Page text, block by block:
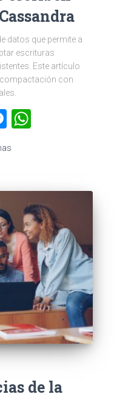
datos que permite a
escrituras
Este artículo
compactación con
Messenger
de la